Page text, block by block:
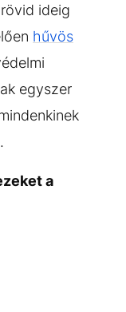
ideig
hűvös
egyszer
a